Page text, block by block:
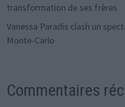
transformation de ses frères
Vanessa Paradis clash un
Monte-Carlo
Commentaires